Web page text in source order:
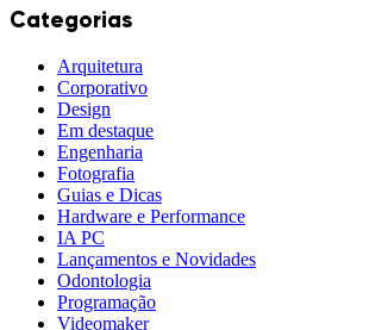
Categorias
Arquitetura
Corporativo
Design
Em destaque
Engenharia
Fotografia
Guias e Dicas
Hardware e Performance
IA PC
Lançamentos e Novidades
Odontologia
Programação
Videomaker